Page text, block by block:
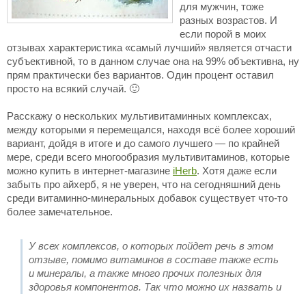
для мужчин, тоже
разных возрастов. И
если порой в моих
отзывах характеристика «самый лучший» является отчасти
субъективной, то в данном случае она на 99% объективна, ну
прям практически без вариантов. Один процент оставил
просто на всякий случай. 🙂
Расскажу о нескольких мультивитаминных комплексах,
между которыми я перемещался, находя всё более хороший
вариант, дойдя в итоге и до самого лучшего — по крайней
мере, среди всего многообразия мультивитаминов, которые
можно купить в интернет-магазине iHerb. Хотя даже если
забыть про айхерб, я не уверен, что на сегодняшний день
среди витаминно-минеральных добавок существует что-то
более замечательное.
У всех комплексов, о которых пойдет речь в этом
отзыве, помимо витаминов в составе также есть
и минералы, а также много прочих полезных для
здоровья компонентов. Так что можно их назвать и